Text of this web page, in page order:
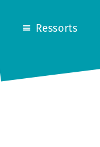
Ressorts